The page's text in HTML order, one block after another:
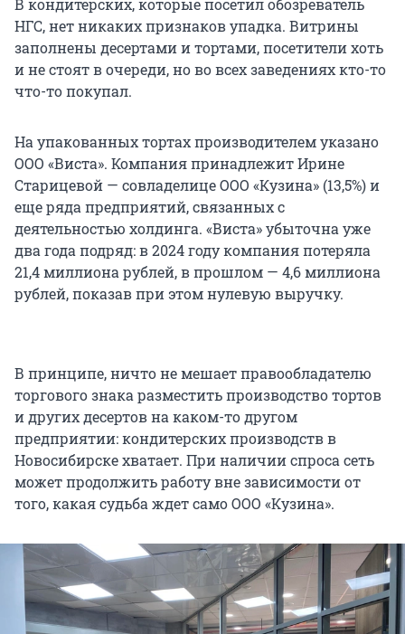
В кондитерских, которые посетил обозреватель
НГС, нет никаких признаков упадка. Витрины
заполнены десертами и тортами, посетители хоть
и не стоят в очереди, но во всех заведениях кто-то
что-то покупал.
На упакованных тортах производителем указано
ООО «Виста». Компания принадлежит Ирине
Старицевой — совладелице ООО «Кузина» (13,5%) и
еще ряда предприятий, связанных с
деятельностью холдинга. «Виста» убыточна уже
два года подряд: в 2024 году компания потеряла
21,4 миллиона рублей, в прошлом — 4,6 миллиона
рублей, показав при этом нулевую выручку.
В принципе, ничто не мешает правообладателю
торгового знака разместить производство тортов
и других десертов на каком-то другом
предприятии: кондитерских производств в
Новосибирске хватает. При наличии спроса сеть
может продолжить работу вне зависимости от
того, какая судьба ждет само ООО «Кузина».